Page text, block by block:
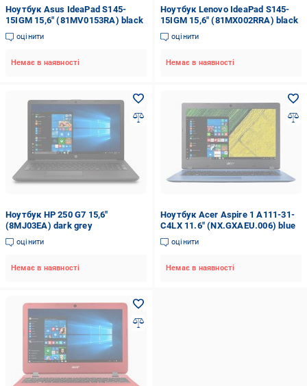
Ноутбук Asus IdeaPad S145-
15IGM 15,6" (81MV0153RA) black
оцінити
Немає в наявності
Ноутбук Lenovo IdeaPad S145-
15IGM 15,6" (81MX002RRA) black
оцінити
Немає в наявності
Ноутбук HP 250 G7 15,6"
(8MJ03EA) dark grey
оцінити
Немає в наявності
Ноутбук Acer Aspire 1 A111-31-
C4LX 11.6" (NX.GXAEU.006) blue
оцінити
Немає в наявності